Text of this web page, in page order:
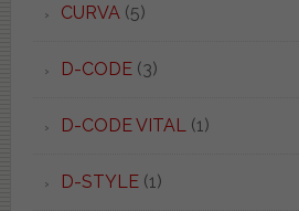
CURVA (5)
D-CODE(3)
D-CODE VITAL (1)
D-STYLE(1)